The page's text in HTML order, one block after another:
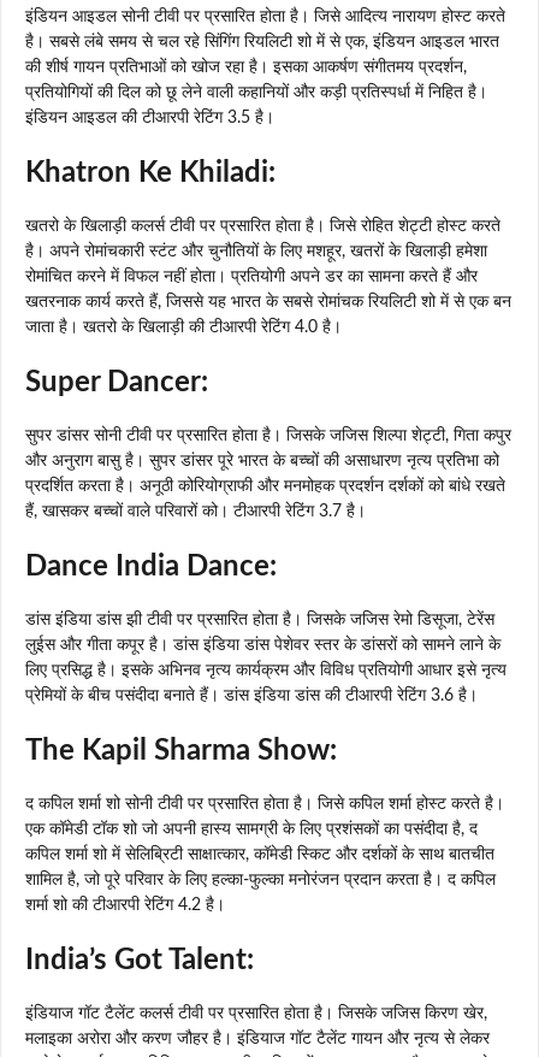
इंडियन आइडल सोनी टीवी पर प्रसारित होता है। जिसे आदित्य नारायण होस्ट करते
है। सबसे लंबे समय से चल रहे सिंगिंग रियलिटी शो में से एक, इंडियन आइडल भारत
की शीर्ष गायन प्रतिभाओं को खोज रहा है। इसका आकर्षण संगीतमय प्रदर्शन,
प्रतियोगियों की दिल को छू लेने वाली कहानियों और कड़ी प्रतिस्पर्धा में निहित है।
इंडियन आइडल की टीआरपी रेटिंग 3.5 है।
Khatron Ke Khiladi:
खतरो के खिलाड़ी कलर्स टीवी पर प्रसारित होता है। जिसे रोहित शेट्टी होस्ट करते
है। अपने रोमांचकारी स्टंट और चुनौतियों के लिए मशहूर, खतरों के खिलाड़ी हमेशा
रोमांचित करने में विफल नहीं होता। प्रतियोगी अपने डर का सामना करते हैं और
खतरनाक कार्य करते हैं, जिससे यह भारत के सबसे रोमांचक रियलिटी शो में से एक बन
जाता है। खतरो के खिलाड़ी की टीआरपी रेटिंग 4.0 है।
Super Dancer:
सुपर डांसर सोनी टीवी पर प्रसारित होता है। जिसके जजिस शिल्पा शेट्टी, गिता कपुर
और अनुराग बासु है। सुपर डांसर पूरे भारत के बच्चों की असाधारण नृत्य प्रतिभा को
प्रदर्शित करता है। अनूठी कोरियोग्राफी और मनमोहक प्रदर्शन दर्शकों को बांधे रखते
हैं, खासकर बच्चों वाले परिवारों को। टीआरपी रेटिंग 3.7 है।
Dance India Dance:
डांस इंडिया डांस झी टीवी पर प्रसारित होता है। जिसके जजिस रेमो डिसूजा, टेरेंस
लुईस और गीता कपूर है। डांस इंडिया डांस पेशेवर स्तर के डांसरों को सामने लाने के
लिए प्रसिद्ध है। इसके अभिनव नृत्य कार्यक्रम और विविध प्रतियोगी आधार इसे नृत्य
प्रेमियों के बीच पसंदीदा बनाते हैं। डांस इंडिया डांस की टीआरपी रेटिंग 3.6 है।
The Kapil Sharma Show:
द कपिल शर्मा शो सोनी टीवी पर प्रसारित होता है। जिसे कपिल शर्मा होस्ट करते है।
एक कॉमेडी टॉक शो जो अपनी हास्य सामग्री के लिए प्रशंसकों का पसंदीदा है, द
कपिल शर्मा शो में सेलिब्रिटी साक्षात्कार, कॉमेडी स्किट और दर्शकों के साथ बातचीत
शामिल है, जो पूरे परिवार के लिए हल्का-फुल्का मनोरंजन प्रदान करता है। द कपिल
शर्मा शो की टीआरपी रेटिंग 4.2 है।
India’s Got Talent:
इंडियाज गॉट टैलेंट कलर्स टीवी पर प्रसारित होता है। जिसके जजिस किरण खेर,
मलाइका अरोरा और करण जौहर है। इंडियाज गॉट टैलेंट गायन और नृत्य से लेकर